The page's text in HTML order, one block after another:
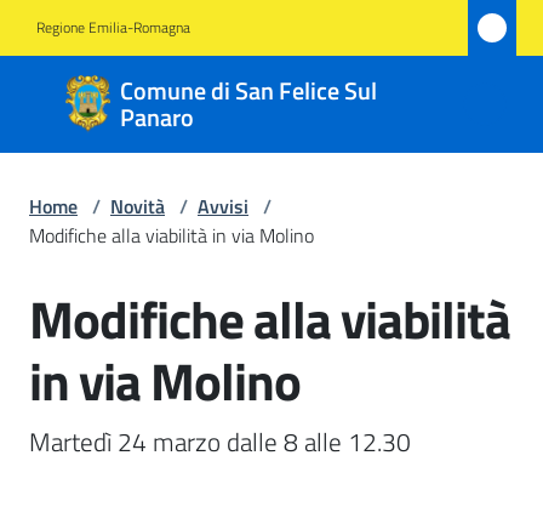
Regione Emilia-Romagna
Comune di San Felice Sul
Panaro
Comune
di San
Felice
Sul
Panaro
Amministrazione
Novità
Menu selezionato
Home / Novità / Avvisi /
Modifiche alla viabilità in via Molino
Salta al contenuto
Modifiche alla viabilità
in via Molino
Martedì 24 marzo dalle 8 alle 12.30